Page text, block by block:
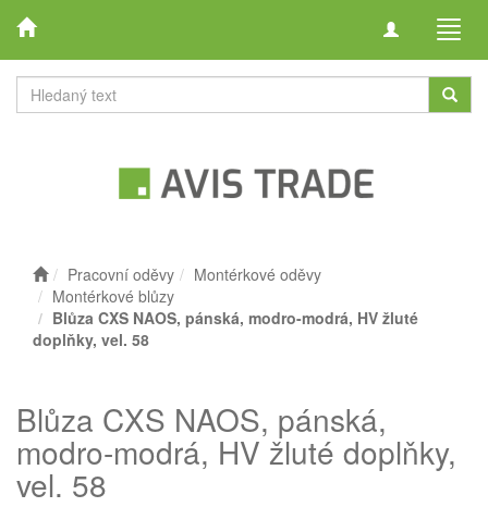
Toggle
Pracovní oděvy
Montérkové oděvy
Montérkové blůzy
Blůza CXS NAOS, pánská, modro-modrá, HV žluté
doplňky, vel. 58
Blůza CXS NAOS, pánská,
modro-modrá, HV žluté doplňky,
vel. 58